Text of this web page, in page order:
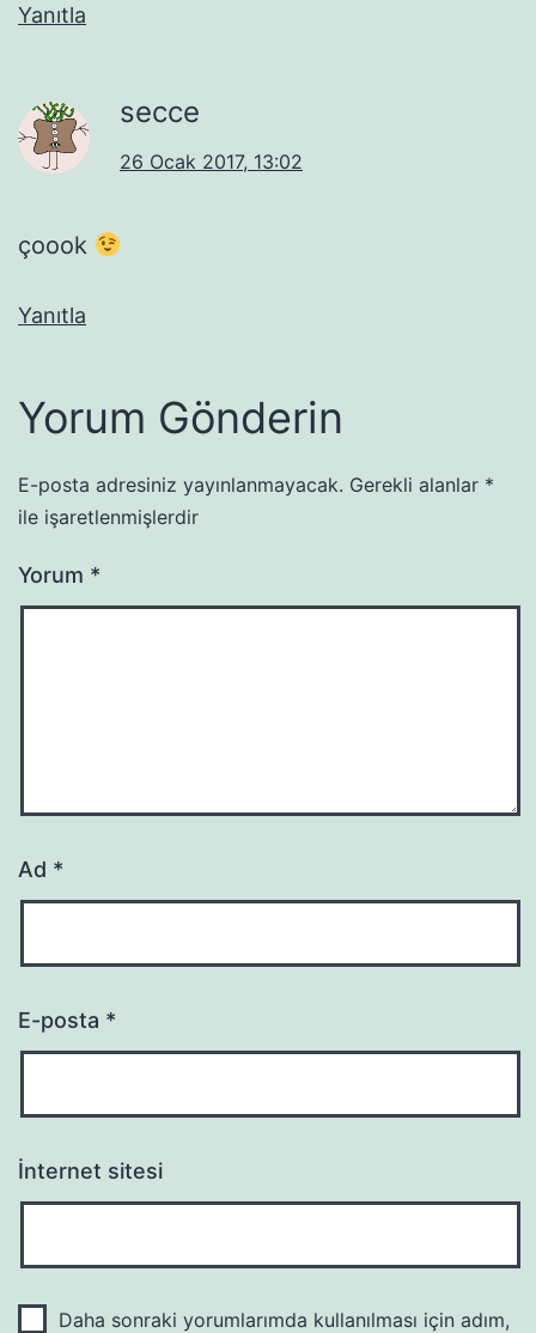
Yanıtla
secce
26 Ocak 2017, 13:02
çoook
Yanıtla
Yorum Gönderin
E-posta adresiniz yayınlanmayacak. Gerekli alanlar *
ile işaretlenmişlerdir
Yorum *
Ad *
E-posta *
İnternet sitesi
Daha sonraki yorumlarımda kullanılması için adım,